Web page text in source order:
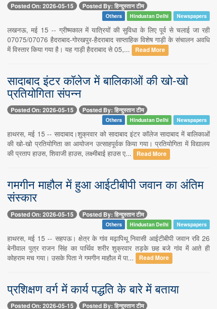
Posted On: 2026-05-15 Posted By: हिन्दुस्तान टीम
Others Hindustan Delhi Newspapers
लखनऊ, मई 15 -- ग्रीष्मकाल में यात्रियों की सुविधा के लिए पूर्व से चलाई जा रही
07075/07076 हैदराबाद-गोरखपुर-हैदराबाद साप्ताहिक विशेष गाड़ी के संचालन अवधि
में विस्तार किया गया है। यह गाड़ी हैदराबाद से 05,...
Read More
सादाबाद इंटर कॉलेज में बालिकाओं की खो-खो
प्रतियोगिता संपन्न
Posted On: 2026-05-15 Posted By: हिन्दुस्तान टीम
Others Hindustan Delhi Newspapers
हाथरस, मई 15 -- सादाबाद।शुक्रवार को सादाबाद इंटर कॉलेज सादाबाद में बालिकाओं
की खो-खो प्रतियोगिता का आयोजन उत्साहपूर्वक किया गया। प्रतियोगिता में विद्यालय
की प्रताप हाउस, शिवाजी हाउस, लक्ष्मीबाई हाउस ए...
Read More
गमगीन माहौल में हुआ आईटीबीपी जवान का अंतिम
संस्कार
Posted On: 2026-05-15 Posted By: हिन्दुस्तान टीम
Others Hindustan Delhi Newspapers
हाथरस, मई 15 -- सहपऊ। क्षेत्र के गांव मढ़ा​पिथू निवासी आईटीबीपी जवान रवि 26
बेनीवाल पुत्र राजन सिंह का पार्थिव शरीर शुक्रवार तड़के छह बजे गांव में आते ही
कोहराम मच गया। उसके पिता ने गमगीन माहौल में पा...
Read More
प्रशिक्षण वर्ग में कार्य पद्धति के बारे में बताया
Posted On: 2026-05-15 Posted By: हिन्दुस्तान टीम